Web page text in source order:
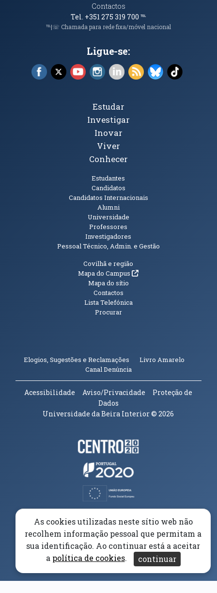
Contactos
Tel. +351 275 319 700℡
℡|☏ Chamada para rede fixa/móvel nacional
Ligue-se:
Facebook (abre em nova janela)
X (abre em nova janela)
YouTube (abre em nova janela)
Instagram (abre em nova janela)
LinkedIn (abre em nova
RSS (abre em nova
Bluesky (abre
TikTok
Tópicos Principais
Estudar
Investigar
Inovar
Viver
Conhecer
Estudantes
Candidatos
Candidatos Internacionais
Alumni
Universidade
Professores
Investigadores
Pessoal Técnico, Admin. e Gestão
Informações Adicionais
Covilhã e região
Mapa do Campus(abre em nova janela)
Mapa do sítio
Contactos
Lista Telefónica
Procurar
Elogios, Sugestões e Reclamações Livro Amarelo
Canal Denúncia(abre em nova janela)
Acessibilidade Aviso/Privacidade
Proteção de
Dados
Universidade da Beira Interior© 2026
Parceiros e Financiadores
(abre em nova janela)
(abre em nova janela)
As cookies utilizadas neste sítio web não
recolhem informação pessoal que permitam a
sua identificação. Ao continuar está a aceitar
a política de cookies. continuar